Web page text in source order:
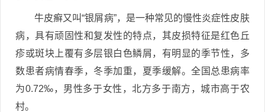
牛皮癣又叫“银屑病”，是一种常见的慢性炎症性皮肤
病，具有顽固性和复发性的特点，其皮损特征是红色丘
疹或斑块上覆有多层银白色鳞屑，有明显的季节性，多
数患者病情春季，冬季加重，夏季缓解。全国总患病率
为0.72‰，男性多于女性，北方多于南方，城市高于农
村。